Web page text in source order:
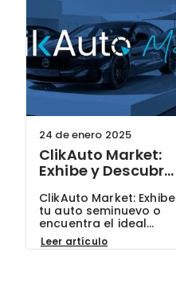
24 de enero 2025
ClikAuto Market:
Exhibe y Descubre
Seminuevos en un
Solo Lugar
ClikAuto Market: Exhibe
tu auto seminuevo o
encuentra el ideal
para ti. Un evento
exclusivo este 25 de
Leer artículo